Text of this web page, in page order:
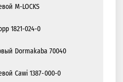
M-LOCKS
1821-024-0
Dormakaba 70040
Cawi 1387-000-0